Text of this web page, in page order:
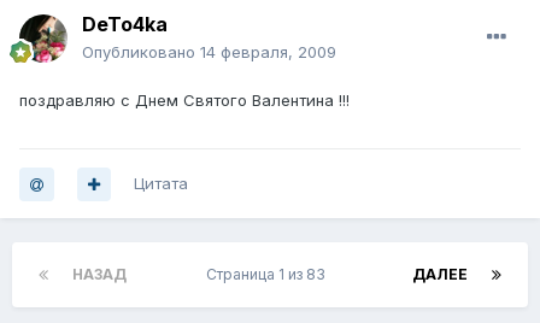
DeTo4ka
Опубликовано 14 февраля, 2009
поздравляю с Днем Святого Валентина !!!
Цитата
НАЗАД ДАЛЕЕ
Страница 1 из 83